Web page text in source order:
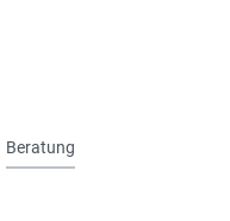
Beratung